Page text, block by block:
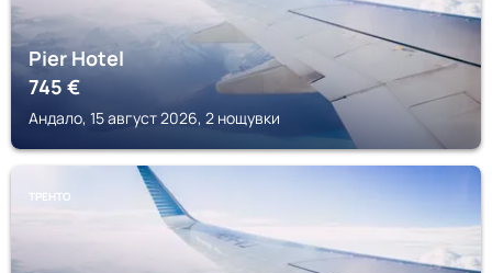
Pier Hotel
745€
Андало, 15 август 2026, 2 нощувки
ТРЕНТО